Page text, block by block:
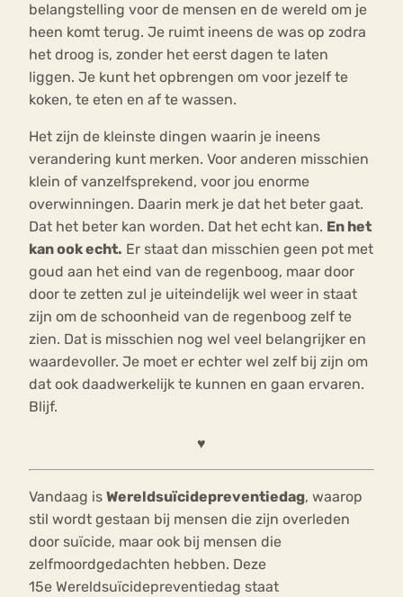
belangstelling voor de mensen en de wereld om je
heen komt terug. Je ruimt ineens de was op zodra
het droog is, zonder het eerst dagen te laten
liggen. Je kunt het opbrengen om voor jezelf te
koken, te eten en af te wassen.
Het zijn de kleinste dingen waarin je ineens
verandering kunt merken. Voor anderen misschien
klein of vanzelfsprekend, voor jou enorme
overwinningen. Daarin merk je dat het beter gaat.
Dat het beter kan worden. Dat het echt kan. En het
kan ook echt. Er staat dan misschien geen pot met
goud aan het eind van de regenboog, maar door
door te zetten zul je uiteindelijk wel weer in staat
zijn om de schoonheid van de regenboog zelf te
zien. Dat is misschien nog wel veel belangrijker en
waardevoller. Je moet er echter wel zelf bij zijn om
dat ook daadwerkelijk te kunnen en gaan ervaren.
Blijf.
♥
Vandaag is Wereldsuïcidepreventiedag, waarop
stil wordt gestaan bij mensen die zijn overleden
door suïcide, maar ook bij mensen die
zelfmoordgedachten hebben. Deze
15e Wereldsuïcidepreventiedag staat